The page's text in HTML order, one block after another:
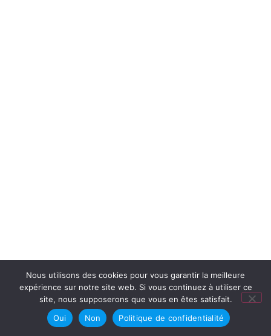
Nous utilisons des cookies pour vous garantir la meilleure
expérience sur notre site web. Si vous continuez à utiliser ce
site, nous supposerons que vous en êtes satisfait.
Oui
Non Politique de confidentialité